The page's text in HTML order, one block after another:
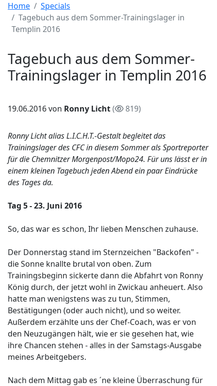
Home
Specials
Tagebuch aus dem Sommer-Trainingslager in
Templin 2016
Tagebuch aus dem Sommer-
Trainingslager in Templin 2016
19.06.2016 von Ronny Licht( 819)
Ronny Licht alias L.I.C.H.T.-Gestalt begleitet das
Trainingslager des CFC in diesem Sommer als Sportreporter
für die Chemnitzer Morgenpost/Mopo24. Für uns lässt er in
einem kleinen Tagebuch jeden Abend ein paar Eindrücke
des Tages da.
Tag 5 - 23. Juni 2016
So, das war es schon, Ihr lieben Menschen zuhause.
Der Donnerstag stand im Sternzeichen "Backofen" -
die Sonne knallte brutal von oben. Zum
Trainingsbeginn sickerte dann die Abfahrt von Ronny
König durch, der jetzt wohl in Zwickau anheuert. Also
hatte man wenigstens was zu tun, Stimmen,
Bestätigungen (oder auch nicht), und so weiter.
Außerdem erzählte uns der Chef-Coach, was er von
den Neuzugängen hält, wie er sie gesehen hat, wie
ihre Chancen stehen - alles in der Samstags-Ausgabe
meines Arbeitgebers.
Nach dem Mittag gab es ´ne kleine Überraschung für